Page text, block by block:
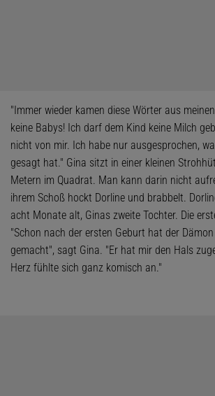
"Immer wieder kamen diese Wörter aus
keine Babys! Ich darf dem Kind keine Milch
nicht von mir. Ich habe nur ausgesprochen,
gesagt hat." Gina sitzt in einer kleinen
Metern im Quadrat. Man kann darin nicht
ihrem Schoß hockt Dorline und brabbelt.
acht Monate alt, Ginas zweite Tochter. Die
"Schon nach der ersten Geburt hat der
gemacht", sagt Gina. "Er hat mir den Hals
Herz fühlte sich ganz komisch an."